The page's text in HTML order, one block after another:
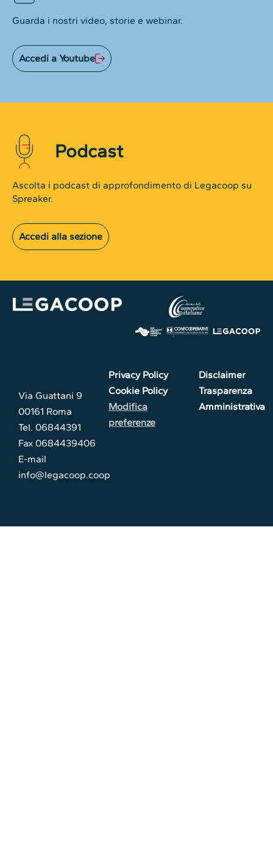
Guarda i nostri video, storie e webinar.
Accedi a Youtube
Podcast
Ascolta i podcast di approfondimento di Legacoop su
Spreaker.
Accedi alla sezione
Via Guattani 9
00161 Roma
Tel. 06844391
Fax 0684439406
E-mail
info@legacoop.coop
Privacy Policy
Cookie Policy
Modifica
preferenze
Disclaimer
Trasparenza
Amministrativa